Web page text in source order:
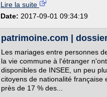
Lire la suite
Date: 2017-09-01 09:34:19
patrimoine.com |
Les mariages entre personnes
la vie commune à l'étranger
disponibles de INSEE, un peu
citoyens de nationalité
près de 17 % des...